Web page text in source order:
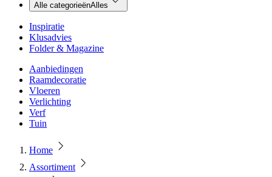
Alle categorieënAlles
Inspiratie
Klusadvies
Folder & Magazine
Aanbiedingen
Raamdecoratie
Vloeren
Verlichting
Verf
Tuin
Home
Assortiment